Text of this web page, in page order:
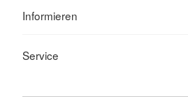
Informieren
Service